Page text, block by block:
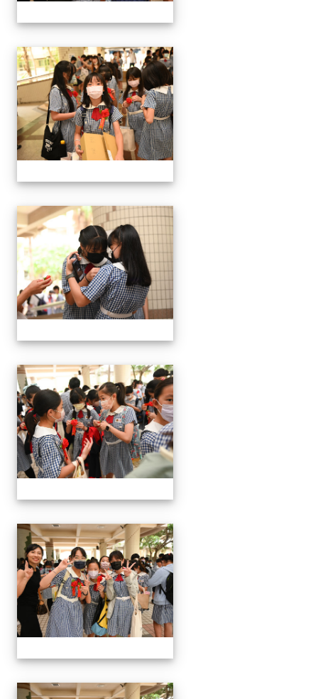
24屆文化國小畢業典禮
24屆文化國小畢業典禮
24屆文化國小畢業典禮
24屆文化國小畢業典禮
24屆文化國小畢業典禮